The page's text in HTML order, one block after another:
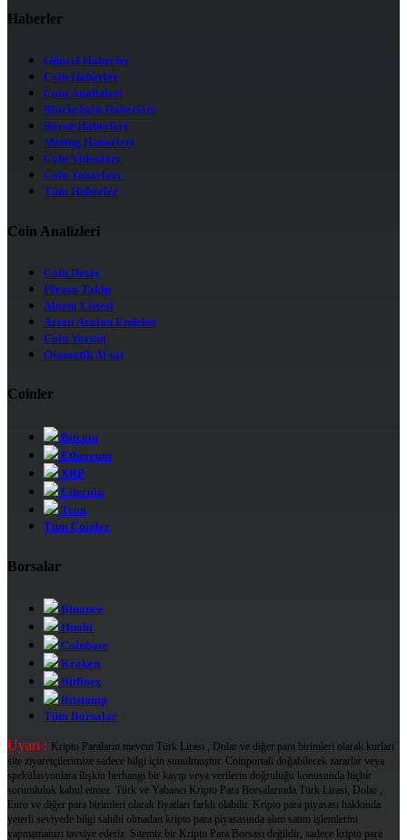
Haberler
Güncel Haberler
Coin Haberler
Coin Analizleri
Blockchain Haberleri
Borsa Haberleri
Mining Haberleri
Coin Videoları
Coin Yazarları
Tüm Haberler
Coin Analizleri
Coin Detay
Piyasa Takip
Alarm Listesi
Artan Azalan Endeksi
Coin Yorum
Otomatik Al sat
Coinler
Bitcoin
Ethereum
XRP
Litecoin
Tron
Tüm Coinler
Borsalar
Binance
Huobi
Coinbase
Kraken
Bitfinex
Bitstamp
Tüm Borsalar
Uyarı : Kripto Paraların mevcut Türk Lirası , Dolar ve diğer para birimleri olarak kurları
site ziyaretçilerimize sadece bilgi için sunulmuştur. Coinportali doğabilecek zararlar veya
spekülasyonlara ilişkin herhangi bir kayıp veya verilerin doğruluğu konusunda hiçbir
sorumluluk kabul etmez. Türk ve Yabancı Kripto Para Borsalarında Türk Lirası, Dolar ,
Euro ve diğer para birimleri olarak fiyatları farklı olabilir. Kripto para piyasası hakkında
yeterli seviyede bilgi sahibi olmadan kripto para piyasasında alım satım işlemlerini
yapmamanızı tavsiye ederiz. Sitemiz bir Kripto Para Borsası değildir, sadece kripto para